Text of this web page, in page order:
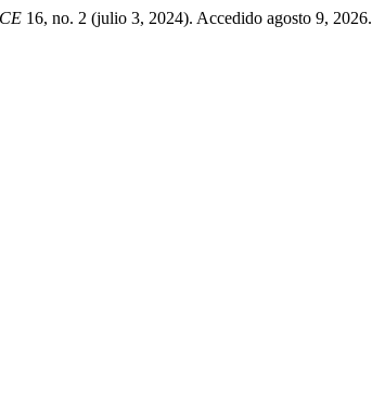
16, no. 2 (julio 3, 2024). Accedido agosto 9, 2026.